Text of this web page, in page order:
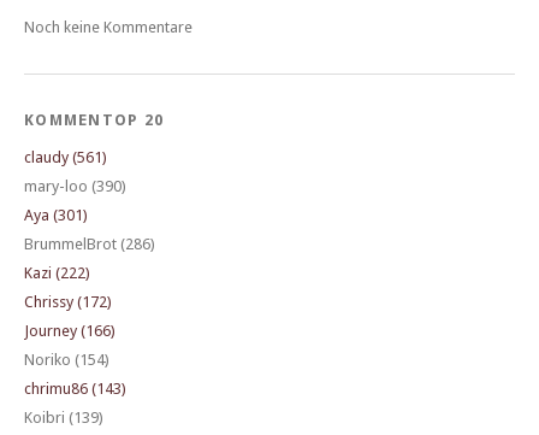
Noch keine Kommentare
KOMMENTOP 20
claudy (561)
mary-loo (390)
Aya (301)
BrummelBrot (286)
Kazi (222)
Chrissy (172)
Journey (166)
Noriko (154)
chrimu86 (143)
Koibri (139)